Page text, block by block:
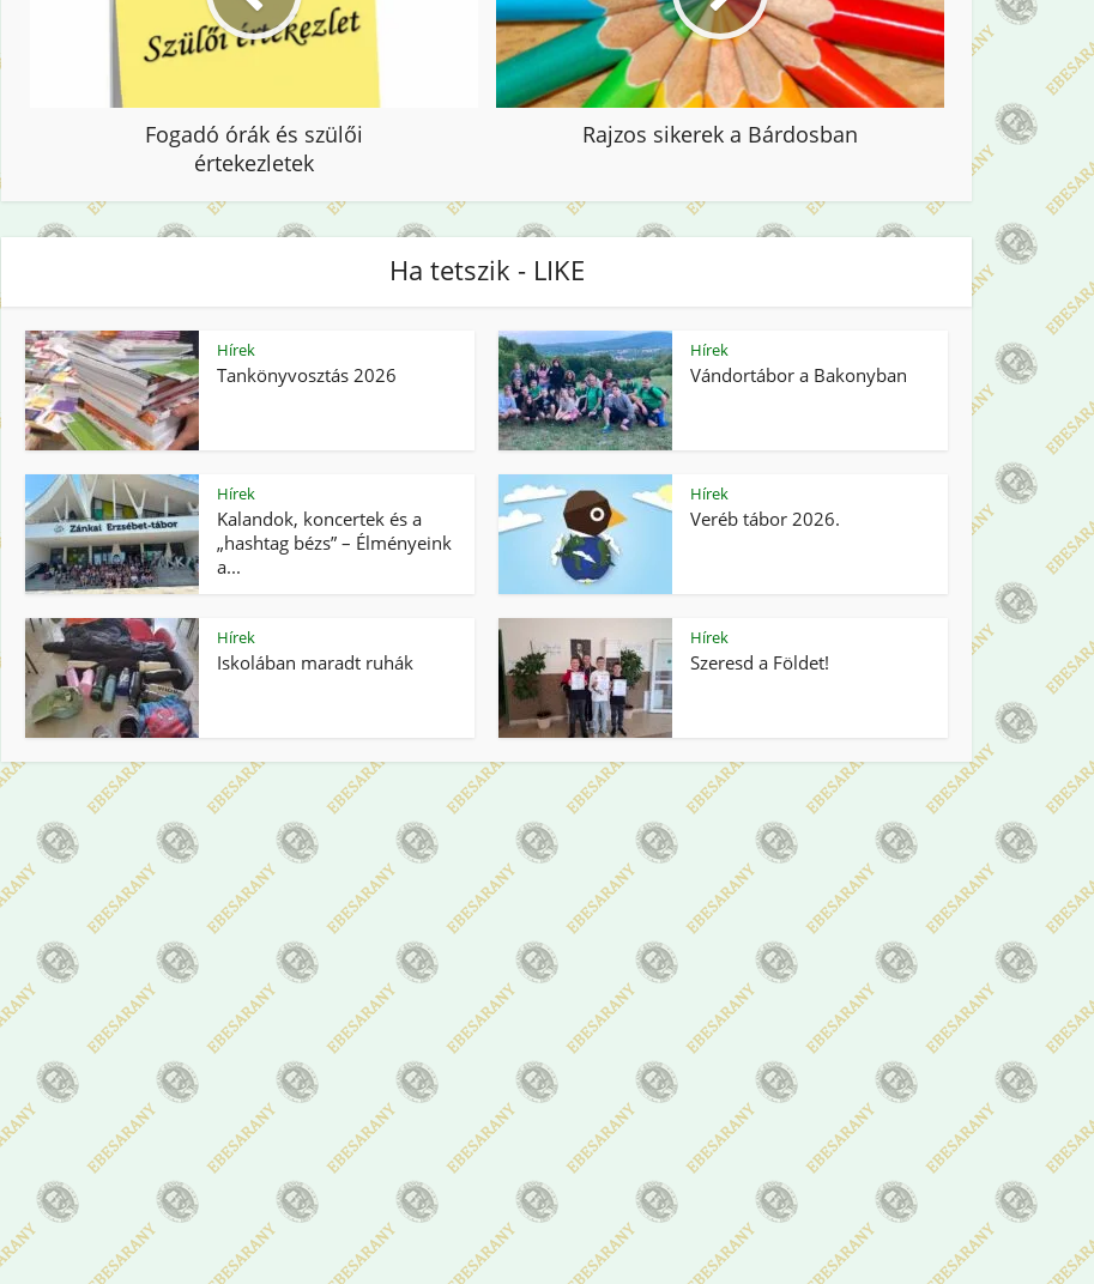
Fogadó órák és szülői
értekezletek
Rajzos sikerek a Bárdosban
Ha tetszik - LIKE
Hírek
Tankönyvosztás 2026
Hírek
Vándortábor a Bakonyban
Hírek
Kalandok, koncertek és a
„hashtag bézs” – Élményeink
a...
Hírek
Veréb tábor 2026.
Hírek
Iskolában maradt ruhák
Hírek
Szeresd a Földet!